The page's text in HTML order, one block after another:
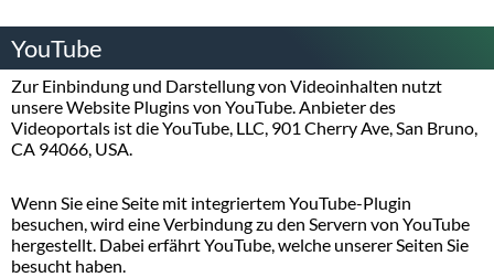
YouTube
Zur Einbindung und Darstellung von Videoinhalten nutzt
unsere Website Plugins von YouTube. Anbieter des
Videoportals ist die YouTube, LLC, 901 Cherry Ave, San Bruno,
CA 94066, USA.
Wenn Sie eine Seite mit integriertem YouTube-Plugin
besuchen, wird eine Verbindung zu den Servern von YouTube
hergestellt. Dabei erfährt YouTube, welche unserer Seiten Sie
besucht haben.